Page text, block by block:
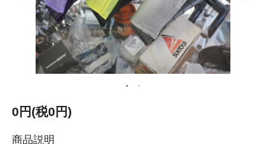
0円(税0円)
商品説明